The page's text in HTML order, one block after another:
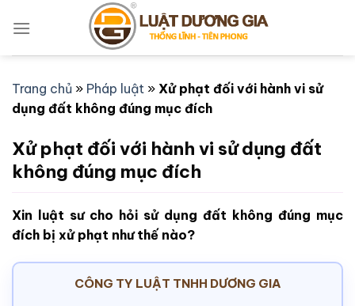
qua
Trang chủ » Pháp luật » Xử phạt đối với hành vi sử
dụng đất không đúng mục đích
Xử phạt đối với hành vi sử dụng đất
không đúng mục đích
Xin luật sư cho hỏi sử dụng đất không đúng mục
đích bị xử phạt như thế nào?
CÔNG TY LUẬT TNHH DƯƠNG GIA